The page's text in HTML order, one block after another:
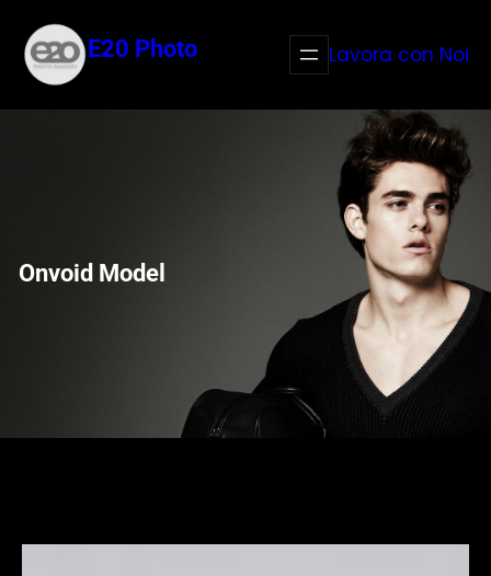
contenuto
E20 Photo Lavora con Noi
Onvoid Model